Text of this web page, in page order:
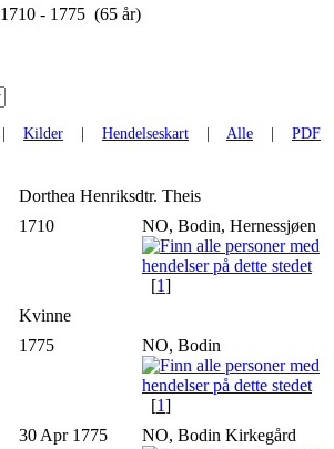
1710 - 1775 (65 år)
Kilder Hendelseskart Alle PDF
Dorthea Henriksdtr. Theis
1710 NO, Bodin, Hernessjøen
[1]
Kvinne
1775 NO, Bodin
[1]
30 Apr 1775 NO, Bodin Kirkegård